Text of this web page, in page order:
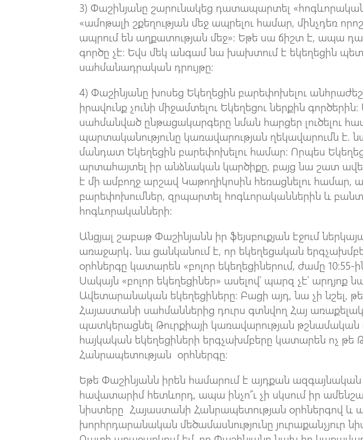
3) Փաշինյանը շարունակեց դատապարտել
«ամոթալի շքեղության մեջ ապրելու համար, մինչդեռ
ապրում են աղքատության մեջ»։ Եթե սա ճիշտ է, ապա
գործը չէ։ Եվս մեկ անգամ նա խախտում է եկեղեցին
սահմանադրական դրույթը։
4) Փաշինյանը խոսեց Եկեղեցին բարեփոխելու
իրավունք չունի միջամտելու Եկեղեցու ներքին
սահմանված ընթացակարգերը նման հարցեր լուծելու
պարտականությունը կառավարության ղեկավարումն է. նա
մանդատ Եկեղեցին բարեփոխելու համար: Որպես
արտահայտել իր անձնական կարծիքը, բայց նա շատ
է մի ամբողջ արշավ Կաթողիկոսին հեռացնելու համար,
բարեփոխումներ, զրպարտել հոգևորականներին և
հոգևորականների:
Անցյալ շաբաթ Փաշինյանն իր ֆեյսբուքյան էջում
առաջարկ․ նա ցանկանում է, որ եկեղեցական
օրհներգը կատարեն «բոլոր եկեղեցիներում, ժամը
Սակայն «բոլոր եկեղեցիներ» ասելով՝ պարզ չէ՝
Ավետարանական եկեղեցիները։ Բացի այդ, նա չի նշել,
Հայաստանի սահմաններից դուրս գտնվող Հայ
պատկերացնել Թուրքիայի կառավարության
հայկական եկեղեցիների երգչախմբերը կատարեն ոչ թե
Հանրապետության օրհներգը։
Եթե Փաշինյանն իրեն համարում է այդքան
հավատարիմ հետևորդ, ապա ինչո՞ւ չի սկսում իր
նիստերը Հայաստանի Հանրապետության օրհներգով և
խորհրդարանական մեծամասնությունը յուրաքանչյուր